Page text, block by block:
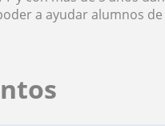
a ayudar alumnos